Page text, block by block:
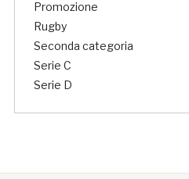
Promozione
Rugby
Seconda categoria
Serie C
Serie D